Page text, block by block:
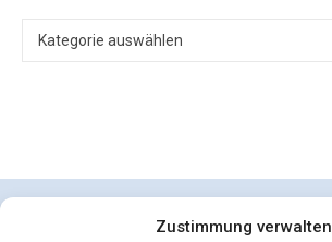
Zustimmung verwalten
Kategorie auswählen